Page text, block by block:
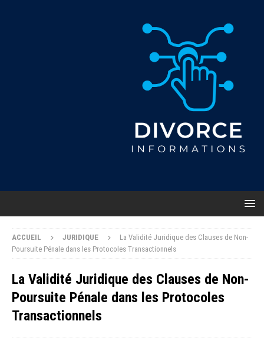
ACCUEIL JURIDIQUE
La Validité Juridique des Clauses de Non-
Poursuite Pénale dans les Protocoles Transactionnels
La Validité Juridique des Clauses de Non-
Poursuite Pénale dans les Protocoles
Transactionnels